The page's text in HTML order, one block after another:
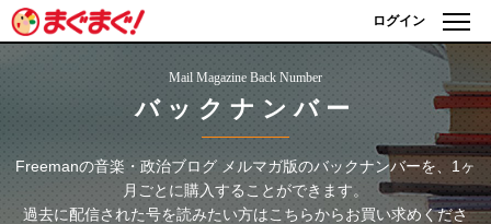
ログイン
Mail Magazine Back Number
バックナンバー
Freemanの音楽・政治ブログ メルマガ版のバックナンバーを、1ヶ
月ごとに購入することができます。
過去に配信された号を読みたい方はこちらからお買い求めくださ